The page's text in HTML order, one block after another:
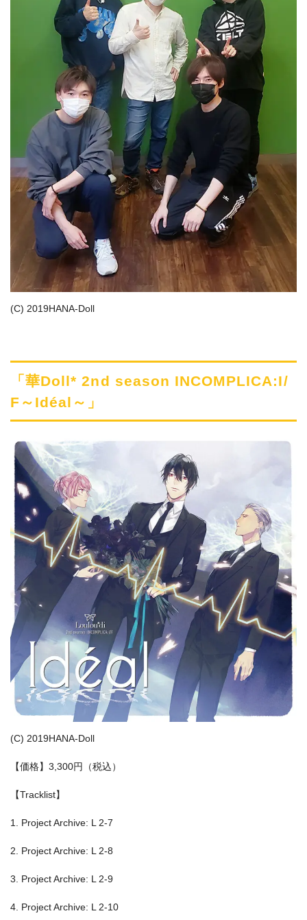
(C) 2019HANA-Doll
「華Doll* 2nd season INCOMPLICA:I/
F～Idéal～」
(C) 2019HANA-Doll
【価格】3,300円（税込）
【Tracklist】
1. Project Archive: L 2-7
2. Project Archive: L 2-8
3. Project Archive: L 2-9
4. Project Archive: L 2-10